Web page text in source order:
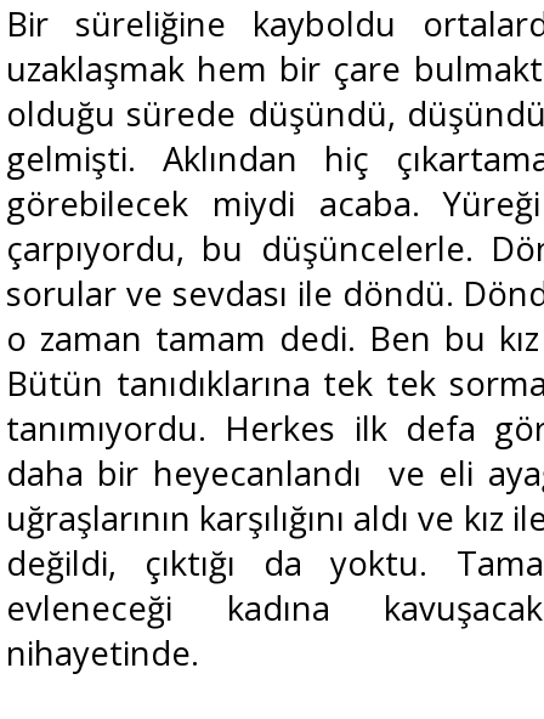
Bir süreliğine kayboldu
uzaklaşmak hem bir çare
olduğu sürede düşündü,
gelmişti. Aklından hiç
görebilecek miydi acaba.
çarpıyordu, bu düşüncelerle.
sorular ve sevdası ile döndü.
o zaman tamam dedi. Ben bu
Bütün tanıdıklarına tek tek
tanımıyordu. Herkes ilk defa
daha bir heyecanlandı ve eli
uğraşlarının karşılığını aldı ve kız
değildi, çıktığı da yoktu.
evleneceği kadına
nihayetinde.